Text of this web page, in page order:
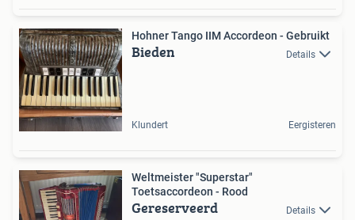
Hohner Tango IIM Accordeon - Gebruikt
Bieden Details
Klundert Eergisteren
Weltmeister "Superstar"
Toetsaccordeon - Rood
Gereserveerd Details